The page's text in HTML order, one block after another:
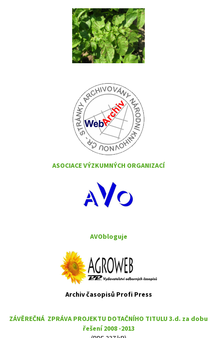
ASOCIACE VÝZKUMNÝCH ORGANIZACÍ
AVObloguje
Archiv časopisů Profi Press
ZÁVĚREČNÁ ZPRÁVA PROJEKTU DOTAČNÍHO TITULU 3.d. za dobu
řešení 2008 -2013